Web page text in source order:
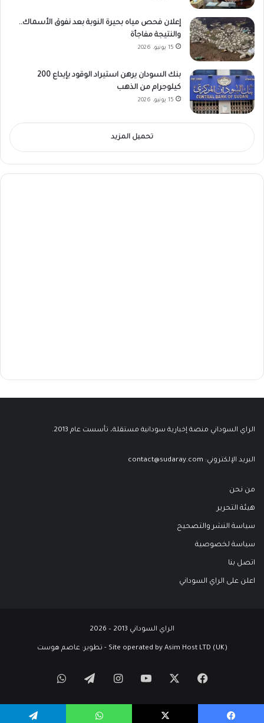
إعلان فحص مياه بحيرة النوبة بعد نفوق الأسماك..
والنتيجة مفاجأة
15 يونيو، 2026
بنك السودان يرهن استيراد الوقود بإيداع 200
كيلوجرام من الذهب
15 يونيو، 2026
تحميل المزيد
الراي السوداني منصة إخبارية سودانية مستقلة، تأسست عام 2013.
البريد الإلكتروني: contact@sudaray.com
من نحن
هيئة التحرير
سياسة النشر والتصحيح
سياسة لخصوصية
اتصل بنا
اعلن على الراي السوداني
الراي السوداني 2013 – 2026
Site operated by Asim Host LTD (UK) - تطوير: عاصم هوست
فيسبوك ‫YouTubeانستقرامتيلقرامواتساب